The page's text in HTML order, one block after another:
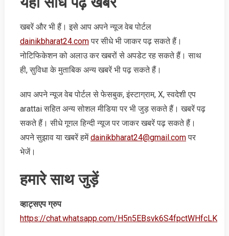
खबरें और भी हैं। इसे आप अपने न्‍यूज वेब पोर्टल
dainikbharat24.comपर सीधे भी जाकर पढ़ सकते हैं।
नोटिफिकेशन को अलाउ कर खबरों से अपडेट रह सकते हैं। साथ
ही, सुविधा के मुताबिक अन्‍य खबरें भी पढ़ सकते हैं।
आप अपने न्‍यूज वेब पोर्टल से फेसबुक, इंस्‍टाग्राम, X, स्‍वदेशी एप
arattai सहित अन्‍य सोशल मीडिया पर भी जुड़ सकते हैं। खबरें पढ़
सकते हैं। सीधे गूगल हिन्‍दी न्‍यूज पर जाकर खबरें पढ़ सकते हैं।
अपने सुझाव या खबरें हमेंdainikbharat24@gmail.comपर
भेजें।
हमारे साथ जुड़ें
व्‍हाट्सएप ग्रुप
https://chat.whatsapp.com/H5n5EBsvk6S4fpctWHfcLK